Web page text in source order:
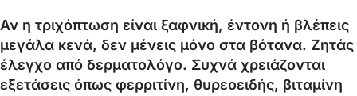
Αν η τριχόπτωση είναι ξαφνική, έντονη ή βλέπεις
μεγάλα κενά, δεν μένεις μόνο στα βότανα. Ζητάς
έλεγχο από δερματολόγο. Συχνά χρειάζονται
εξετάσεις όπως φερριτίνη, θυρεοειδής, βιταμίνη